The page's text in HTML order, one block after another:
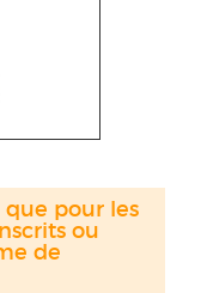
pour les
ou
de